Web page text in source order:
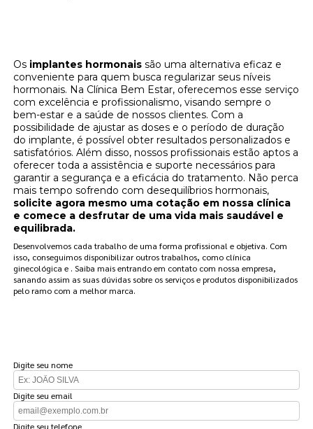
Os implantes hormonais são uma alternativa eficaz e
conveniente para quem busca regularizar seus níveis
hormonais. Na Clínica Bem Estar, oferecemos esse serviço
com excelência e profissionalismo, visando sempre o
bem-estar e a saúde de nossos clientes. Com a
possibilidade de ajustar as doses e o período de duração
do implante, é possível obter resultados personalizados e
satisfatórios. Além disso, nossos profissionais estão aptos a
oferecer toda a assistência e suporte necessários para
garantir a segurança e a eficácia do tratamento. Não perca
mais tempo sofrendo com desequilíbrios hormonais,
solicite agora mesmo uma cotação em nossa clínica
e comece a desfrutar de uma vida mais saudável e
equilibrada.
Desenvolvemos cada trabalho de uma forma profissional e objetiva. Com
isso, conseguimos disponibilizar outros trabalhos, como clínica
ginecológica e . Saiba mais entrando em contato com nossa empresa,
sanando assim as suas dúvidas sobre os serviços e produtos disponibilizados
pelo ramo com a melhor marca.
Digite seu nome
Digite seu email
Digite seu telefone